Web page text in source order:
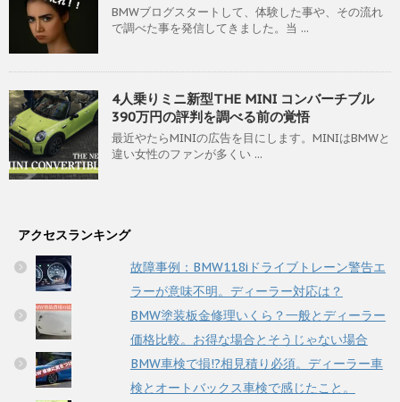
BMWブログスタートして、体験した事や、その流れ
で調べた事を発信してきました。当 ...
4人乗りミニ新型THE MINI コンバーチブル
390万円の評判を調べる前の覚悟
最近やたらMINIの広告を目にします。MINIはBMWと
違い女性のファンが多くい ...
アクセスランキング
故障事例：BMW118iドライブトレーン警告エ
ラーが意味不明。ディーラー対応は？
BMW塗装板金修理いくら？一般とディーラー
価格比較。お得な場合とそうじゃない場合
BMW車検で損!?相見積り必須。ディーラー車
検とオートバックス車検で感じたこと。